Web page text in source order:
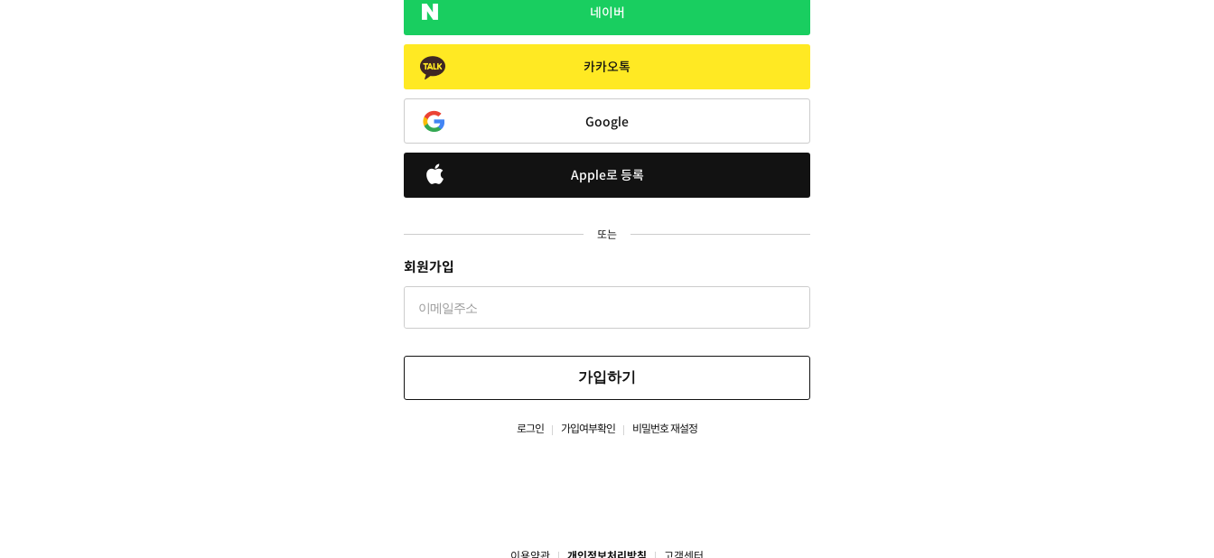
네이버
카카오톡
Google
Apple로 등록
또는
회원가입
가입하기
로그인 가입여부확인 비밀번호 재설정